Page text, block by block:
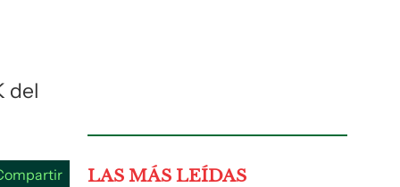
del
LAS MÁS LEÍDAS